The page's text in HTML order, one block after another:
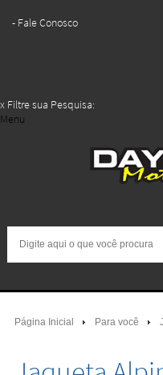
Fale Conosco
x Filtre sua Pesquisa:
Menu
Página Inicial Para você